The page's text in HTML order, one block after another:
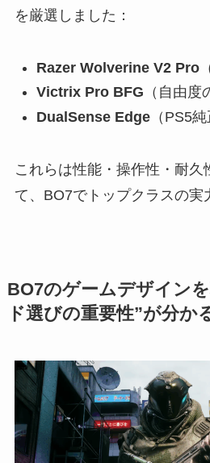
を厳選しました：
Razer Wolverine V2 Pro
Victrix Pro BFG （自由度
DualSense Edge（PS5純
これらは性能・操作性・耐久
て、BO7でトップクラスの実
BO7のゲームデザイン
ド選びの重要性”が分か